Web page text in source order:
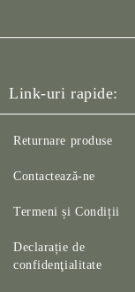
Link-uri rapide:
Returnare produse
Contactează-ne
Termeni și Condiții
Declarație de
confidenţialitate